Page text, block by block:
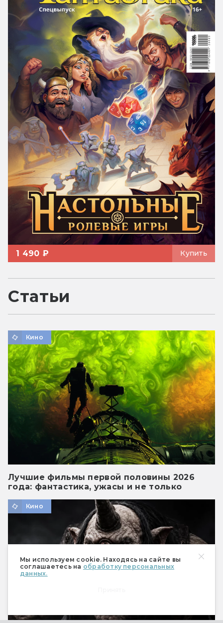
Мы используем cookie. Находясь на сайте вы
соглашаетесь на обработку персональных
данных.
1 490 ₽ Купить
Статьи
Кино
Лучшие фильмы первой половины 2026
года: фантастика, ужасы и не только
Кино